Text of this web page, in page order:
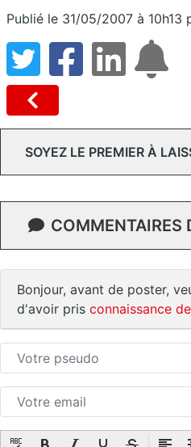
Publié le 31/05/2007 à 10h13
SOYEZ LE PREMIER À
COMMENTAIRES
Bonjour, avant de poster,
d'avoir pris connaissance